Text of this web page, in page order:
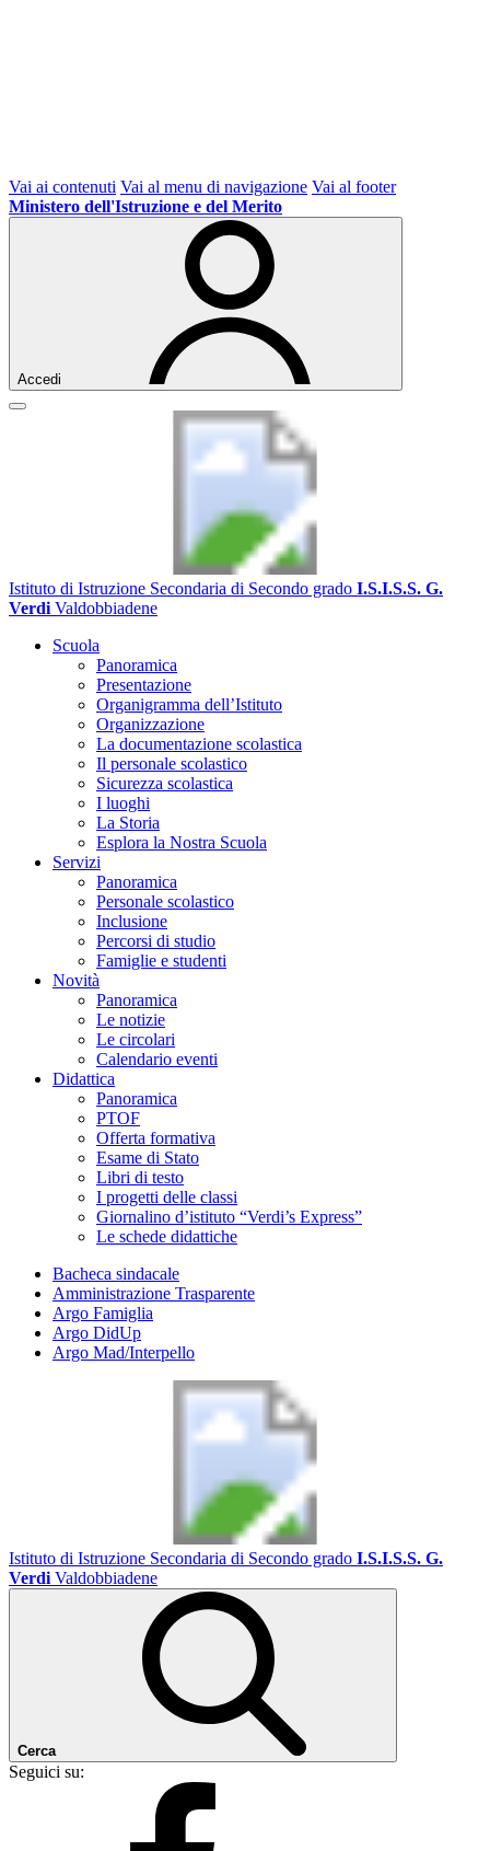
Vai ai contenuti Vai al menu di navigazione Vai al footer
Ministero dell'Istruzione e del Merito
Accedi
Istituto di Istruzione Secondaria di Secondo grado I.S.I.S.S. G.
Verdi Valdobbiadene
Scuola
Panoramica
Presentazione
Organigramma dell’Istituto
Organizzazione
La documentazione scolastica
Il personale scolastico
Sicurezza scolastica
I luoghi
La Storia
Esplora la Nostra Scuola
Servizi
Panoramica
Personale scolastico
Inclusione
Percorsi di studio
Famiglie e studenti
Novità
Panoramica
Le notizie
Le circolari
Calendario eventi
Didattica
Panoramica
PTOF
Offerta formativa
Esame di Stato
Libri di testo
I progetti delle classi
Giornalino d’istituto “Verdi’s Express”
Le schede didattiche
Bacheca sindacale
Amministrazione Trasparente
Argo Famiglia
Argo DidUp
Argo Mad/Interpello
Istituto di Istruzione Secondaria di Secondo grado I.S.I.S.S. G.
Verdi Valdobbiadene
Cerca
Seguici su: